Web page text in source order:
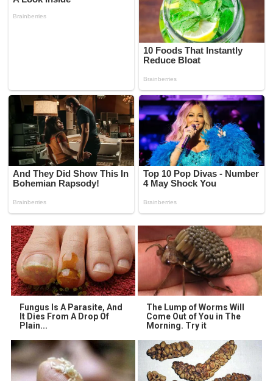
Fungus Is A Parasite, And
It Dies From A Drop Of
Plain...
The Lump of Worms Will
Come Out of You in The
Morning. Try it